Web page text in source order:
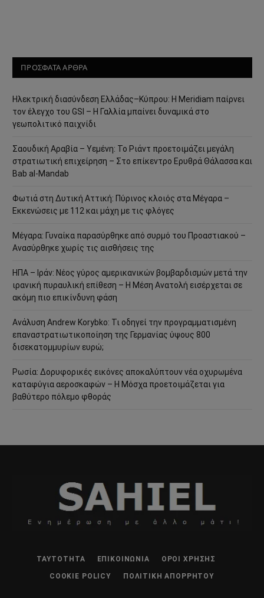
ΠΡΟΣΦΑΤΑ ΑΡΘΡΑ
Ηλεκτρική διασύνδεση Ελλάδας–Κύπρου: Η Meridiam παίρνει
τον έλεγχο του GSI – Η Γαλλία μπαίνει δυναμικά στο
γεωπολιτικό παιχνίδι
Σαουδική Αραβία – Υεμένη: Το Ριάντ προετοιμάζει μεγάλη
στρατιωτική επιχείρηση – Στο επίκεντρο Ερυθρά Θάλασσα και
Bab al-Mandab
Φωτιά στη Δυτική Αττική: Πύρινος κλοιός στα Μέγαρα –
Εκκενώσεις με 112 και μάχη με τις φλόγες
Μέγαρα: Γυναίκα παρασύρθηκε από συρμό του Προαστιακού –
Ανασύρθηκε χωρίς τις αισθήσεις της
ΗΠΑ – Ιράν: Νέος γύρος αμερικανικών βομβαρδισμών μετά την
ιρανική πυραυλική επίθεση – Η Μέση Ανατολή εισέρχεται σε
ακόμη πιο επικίνδυνη φάση
Ανάλυση Andrew Korybko: Τι οδηγεί την προγραμματισμένη
επαναστρατιωτικοποίηση της Γερμανίας ύψους 800
δισεκατομμυρίων ευρώ;
Ρωσία: Δορυφορικές εικόνες αποκαλύπτουν νέα οχυρωμένα
καταφύγια αεροσκαφών – Η Μόσχα προετοιμάζεται για
βαθύτερο πόλεμο φθοράς
ΤΑΥΤΌΤΗΤΑ ΕΠΙΚΟΙΝΩΝΊΑ ΌΡΟΙ ΧΡΉΣΗΣ
COOKIE POLICY ΠΟΛΙΤΙΚΉ ΑΠΟΡΡΉΤΟΥ